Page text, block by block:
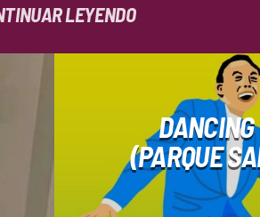
LEYENDO
DANCING
(PARQUE